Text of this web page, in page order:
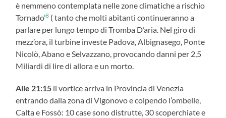
è nemmeno contemplata nelle zone climatiche a rischio
Tornado’8 ( tanto che molti abitanti continueranno a
parlare per lungo tempo di Tromba D’aria. Nel giro di
mezz’ora, il turbine investe Padova, Albignasego, Ponte
Nicolò, Abano e Selvazzano, provocando danni per 2,5
Miliardi di lire di allora e un morto.
Alle 21:15 il vortice arriva in Provincia di Venezia
entrando dalla zona di Vigonovo e colpendo l’ombelle,
Calta e Fossò: 10 case sono distrutte, 30 scoperchiate e